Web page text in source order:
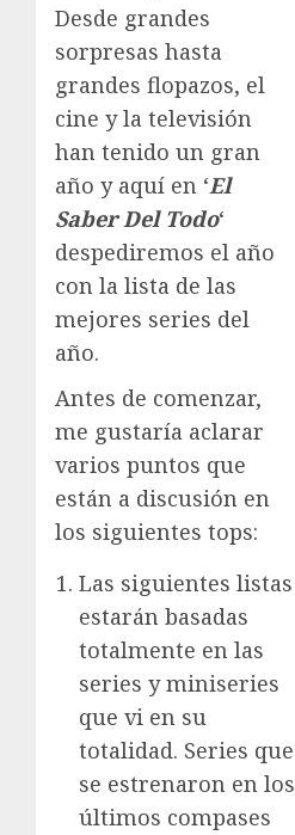
Desde grandes
sorpresas hasta
grandes flopazos, el
cine y la televisión
han tenido un gran
año y aquí en ‘El
Saber Del Todo‘
despediremos el año
con la lista de las
mejores series del
año.
Antes de comenzar,
me gustaría aclarar
varios puntos que
están a discusión en
los siguientes tops:
Las siguientes listas
estarán basadas
totalmente en las
series y miniseries
que vi en su
totalidad. Series que
se estrenaron en los
últimos compases